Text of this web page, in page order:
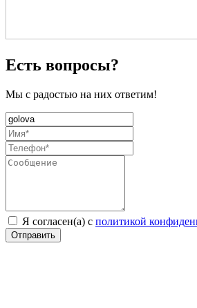
Есть вопросы?
Мы с радостью на них ответим!
Я согласен(а) с политикой
Отправить